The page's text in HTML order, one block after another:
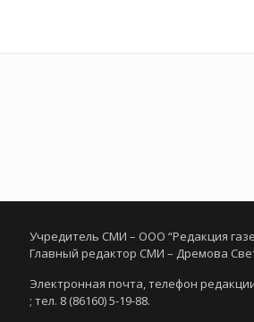
Учредитель СМИ – ООО “Редакция
Главный редактор СМИ – Дремова
Электронная почта, телефон
; тел. 8 (86160) 5-19-88.